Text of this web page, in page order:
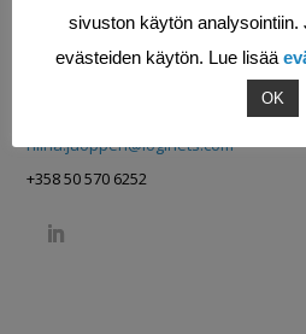
Niina Juopperi
niina.juopperi@loginets.com
+358 50 570 6252
sivuston käytön
evästeiden käytön. Lue lisää
OK